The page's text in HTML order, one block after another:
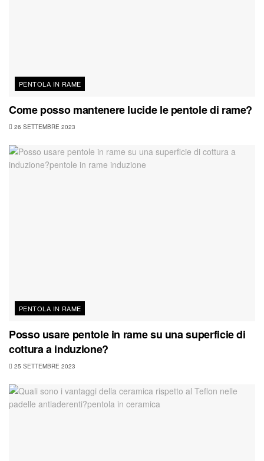
PENTOLA IN RAME
Come posso mantenere lucide le pentole di rame?
26 SETTEMBRE 2023
PENTOLA IN RAME
Posso usare pentole in rame su una superficie di
cottura a induzione?
25 SETTEMBRE 2023